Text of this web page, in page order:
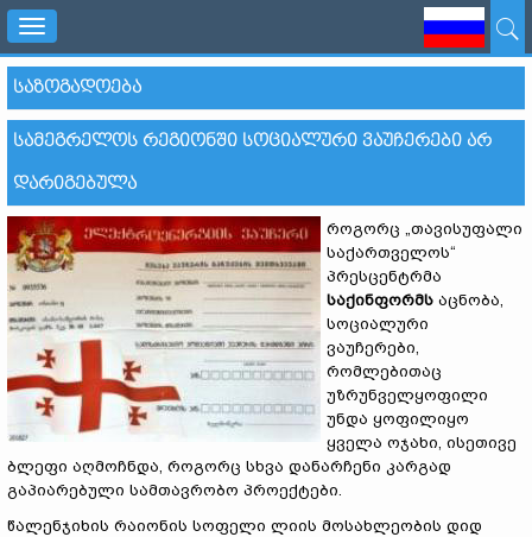
Toggle
navigation
ᲡᲐᲖᲝᲒᲐᲓᲝᲔᲑᲐ
ᲡᲐᲛᲔᲒᲠᲔᲚᲝᲡ ᲠᲔᲒᲘᲝᲜᲨᲘ ᲡᲝᲪᲘᲐᲚᲣᲠᲘ ᲕᲐᲣᲩᲔᲠᲔᲑᲘ ᲐᲠ
ᲓᲐᲠᲘᲒᲔᲑᲣᲚᲐ
როგორც „თავისუფალი
საქართველოს“
პრესცენტრმა
საქინფორმს აცნობა,
სოციალური
ვაუჩერები,
რომლებითაც
უზრუნველყოფილი
უნდა ყოფილიყო
ყველა ოჯახი, ისეთივე
ბლეფი აღმოჩნდა, როგორც სხვა დანარჩენი კარგად
გაპიარებული სამთავრობო პროექტები.
წალენჯიხის რაიონის სოფელი ლიის მოსახლეობის დიდ